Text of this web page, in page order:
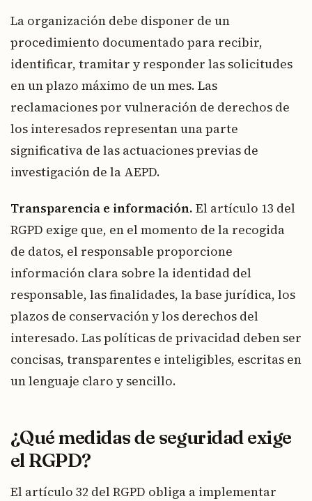
La organización debe disponer de un
procedimiento documentado para recibir,
identificar, tramitar y responder las solicitudes
en un plazo máximo de un mes. Las
reclamaciones por vulneración de derechos de
los interesados representan una parte
significativa de las actuaciones previas de
investigación de la AEPD.
Transparencia e información. El artículo 13 del
RGPD exige que, en el momento de la recogida
de datos, el responsable proporcione
información clara sobre la identidad del
responsable, las finalidades, la base jurídica, los
plazos de conservación y los derechos del
interesado. Las políticas de privacidad deben ser
concisas, transparentes e inteligibles, escritas en
un lenguaje claro y sencillo.
¿Qué medidas de seguridad exige
el RGPD?
El artículo 32 del RGPD obliga a implementar